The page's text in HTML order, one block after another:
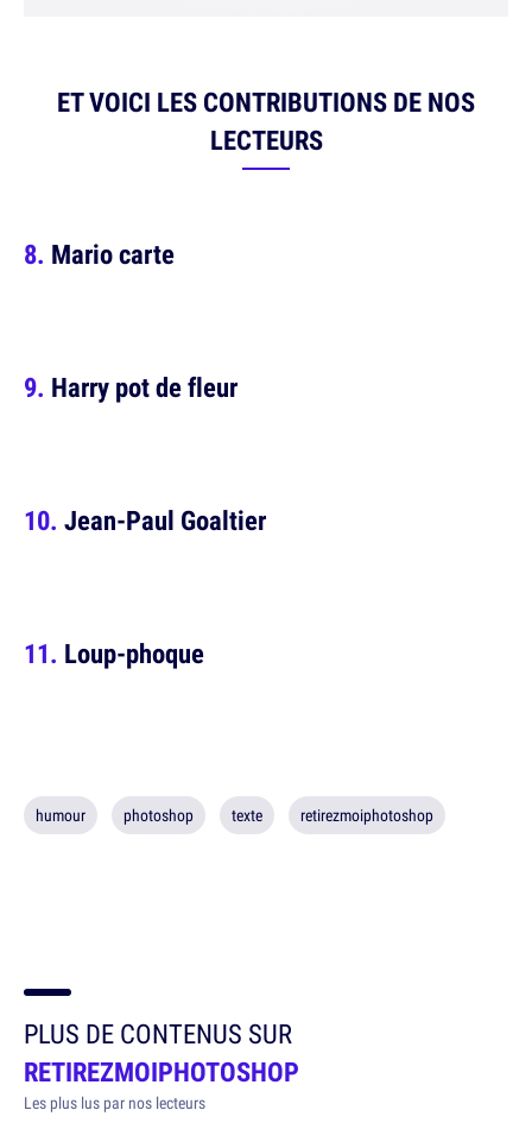
ET VOICI LES CONTRIBUTIONS DE NOS
LECTEURS
Mario carte
Harry pot de fleur
Jean-Paul Goaltier
Loup-phoque
humour photoshop texte retirezmoiphotoshop
PLUS DE CONTENUS SUR
RETIREZMOIPHOTOSHOP
Les plus lus par nos lecteurs